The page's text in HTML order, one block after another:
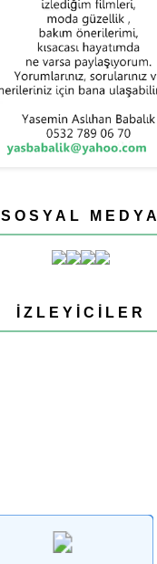
SOSYAL MEDYA
İZLEYICILER